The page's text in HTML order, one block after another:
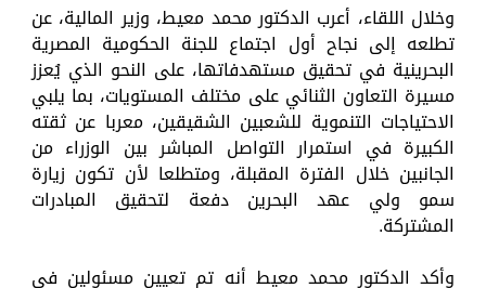
وخلال اللقاء، أعرب الدكتور محمد معيط، وزير المالية، عن
تطلعه إلى نجاح أول اجتماع للجنة الحكومية المصرية
البحرينية في تحقيق مستهدفاتها، على النحو الذي يُعزز
مسيرة التعاون الثنائي على مختلف المستويات، بما يلبي
الاحتياجات التنموية للشعبين الشقيقين، معربا عن ثقته
الكبيرة في استمرار التواصل المباشر بين الوزراء من
الجانبين خلال الفترة المقبلة، ومتطلعا لأن تكون زيارة
سمو ولي عهد البحرين دفعة لتحقيق المبادرات
المشتركة.
وأكد الدكتور محمد معيط أنه تم تعيين مسئولين في